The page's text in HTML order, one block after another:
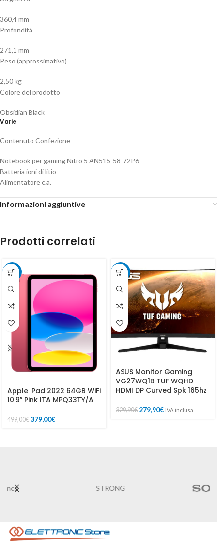
360,4 mm
Profondità
271,1 mm
Peso (approssimativo)
2,50 kg
Colore del prodotto
Obsidian Black
Varie
Contenuto Confezione
Notebook per gaming Nitro 5 AN515-58-72P6
Batteria ioni di litio
Alimentatore c.a.
Informazioni aggiuntive
Prodotti correlati
-24%
Apple iPad 2022 64GB WiFi
10.9″ Pink ITA MPQ33TY/A
499,00€ 379,00€
-15%
ASUS Monitor Gaming
VG27WQ1B TUF WQHD
HDMI DP Curved Spk 165hz
329,90€ 279,90€ IVA inclusa